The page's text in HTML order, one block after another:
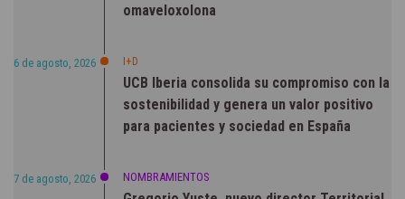
omaveloxolona
6 de agosto, 2026 I+D
UCB Iberia consolida su compromiso con la
sostenibilidad y genera un valor positivo
para pacientes y sociedad en España
7 de agosto, 2026 NOMBRAMIENTOS